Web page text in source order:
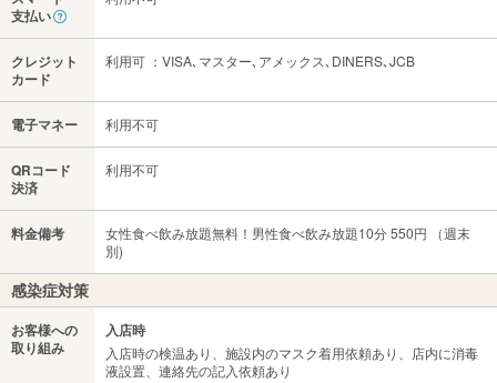
支払い
クレジット
カード
利用可 ：VISA､マスター､アメックス､DINERS､JCB
電子マネー 利用不可
QRコード
決済
利用不可
料金備考
女性食べ飲み放題無料！男性食べ飲み放題10分 550円 （週末
別)
感染症対策
お客様への
取り組み
入店時
入店時の検温あり、施設内のマスク着用依頼あり、店内に消毒
液設置、連絡先の記入依頼あり